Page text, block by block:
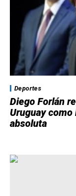
Deportes
Diego Forlán
Uruguay
absoluta